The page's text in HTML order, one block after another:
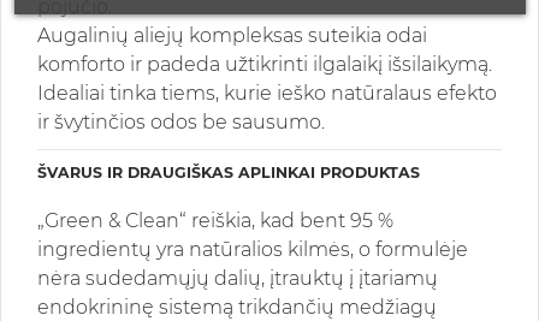
Augalinių aliejų kompleksas suteikia odai
komforto ir padeda užtikrinti ilgalaikį išsilaikymą.
Idealiai tinka tiems, kurie ieško natūralaus efekto
ir švytinčios odos be sausumo.
ŠVARUS IR DRAUGIŠKAS APLINKAI PRODUKTAS
„Green & Clean“ reiškia, kad bent 95 %
ingredientų yra natūralios kilmės, o formulėje
nėra sudedamųjų dalių, įtrauktų į įtariamų
endokrininę sistemą trikdančių medžiagų